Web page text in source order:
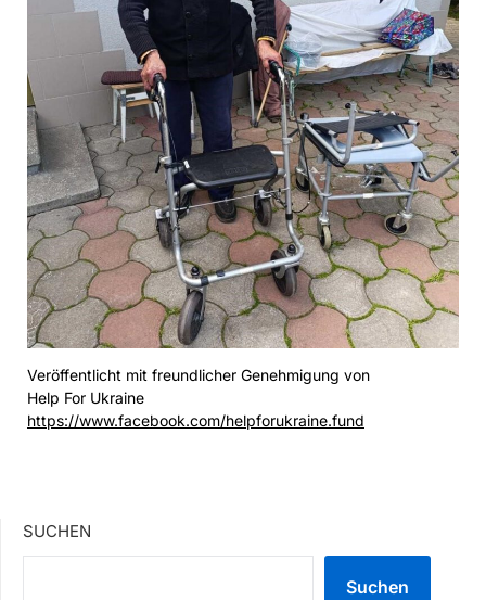
Veröffentlicht mit freundlicher Genehmigung von
Help For Ukraine
https://www.facebook.com/helpforukraine.fund
SUCHEN
Suchen